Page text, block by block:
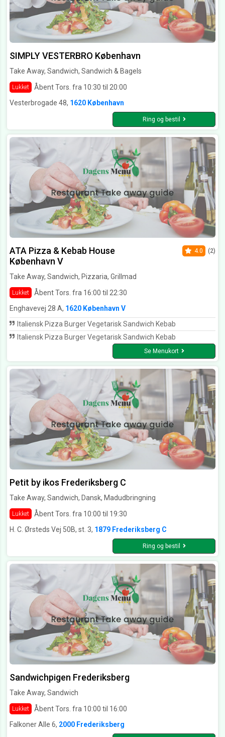
SIMPLY VESTERBRO København
Take Away, Sandwich, Sandwich & Bagels
Lukket
Åbent Tors. fra 10:30 til 20:00
Vesterbrogade 48, 1620 København
Ring og bestil
ATA Pizza & Kebab House
København V
Take Away, Sandwich, Pizzaria, Grillmad
Lukket Åbent Tors. fra 16:00 til 22:30
4.0 (2)
Enghavevej 28 A, 1620 København V
Italiensk Pizza Burger Vegetarisk Sandwich Kebab
Italiensk Pizza Burger Vegetarisk Sandwich Kebab
Se Menukort
Petit by ikos Frederiksberg C
Take Away, Sandwich, Dansk, Madudbringning
Lukket
Åbent Tors. fra 10:00 til 19:30
H. C. Ørsteds Vej 50B, st. 3, 1879 Frederiksberg C
Ring og bestil
Sandwichpigen Frederiksberg
Take Away, Sandwich
Lukket
Åbent Tors. fra 10:00 til 16:00
Falkoner Alle 6, 2000 Frederiksberg